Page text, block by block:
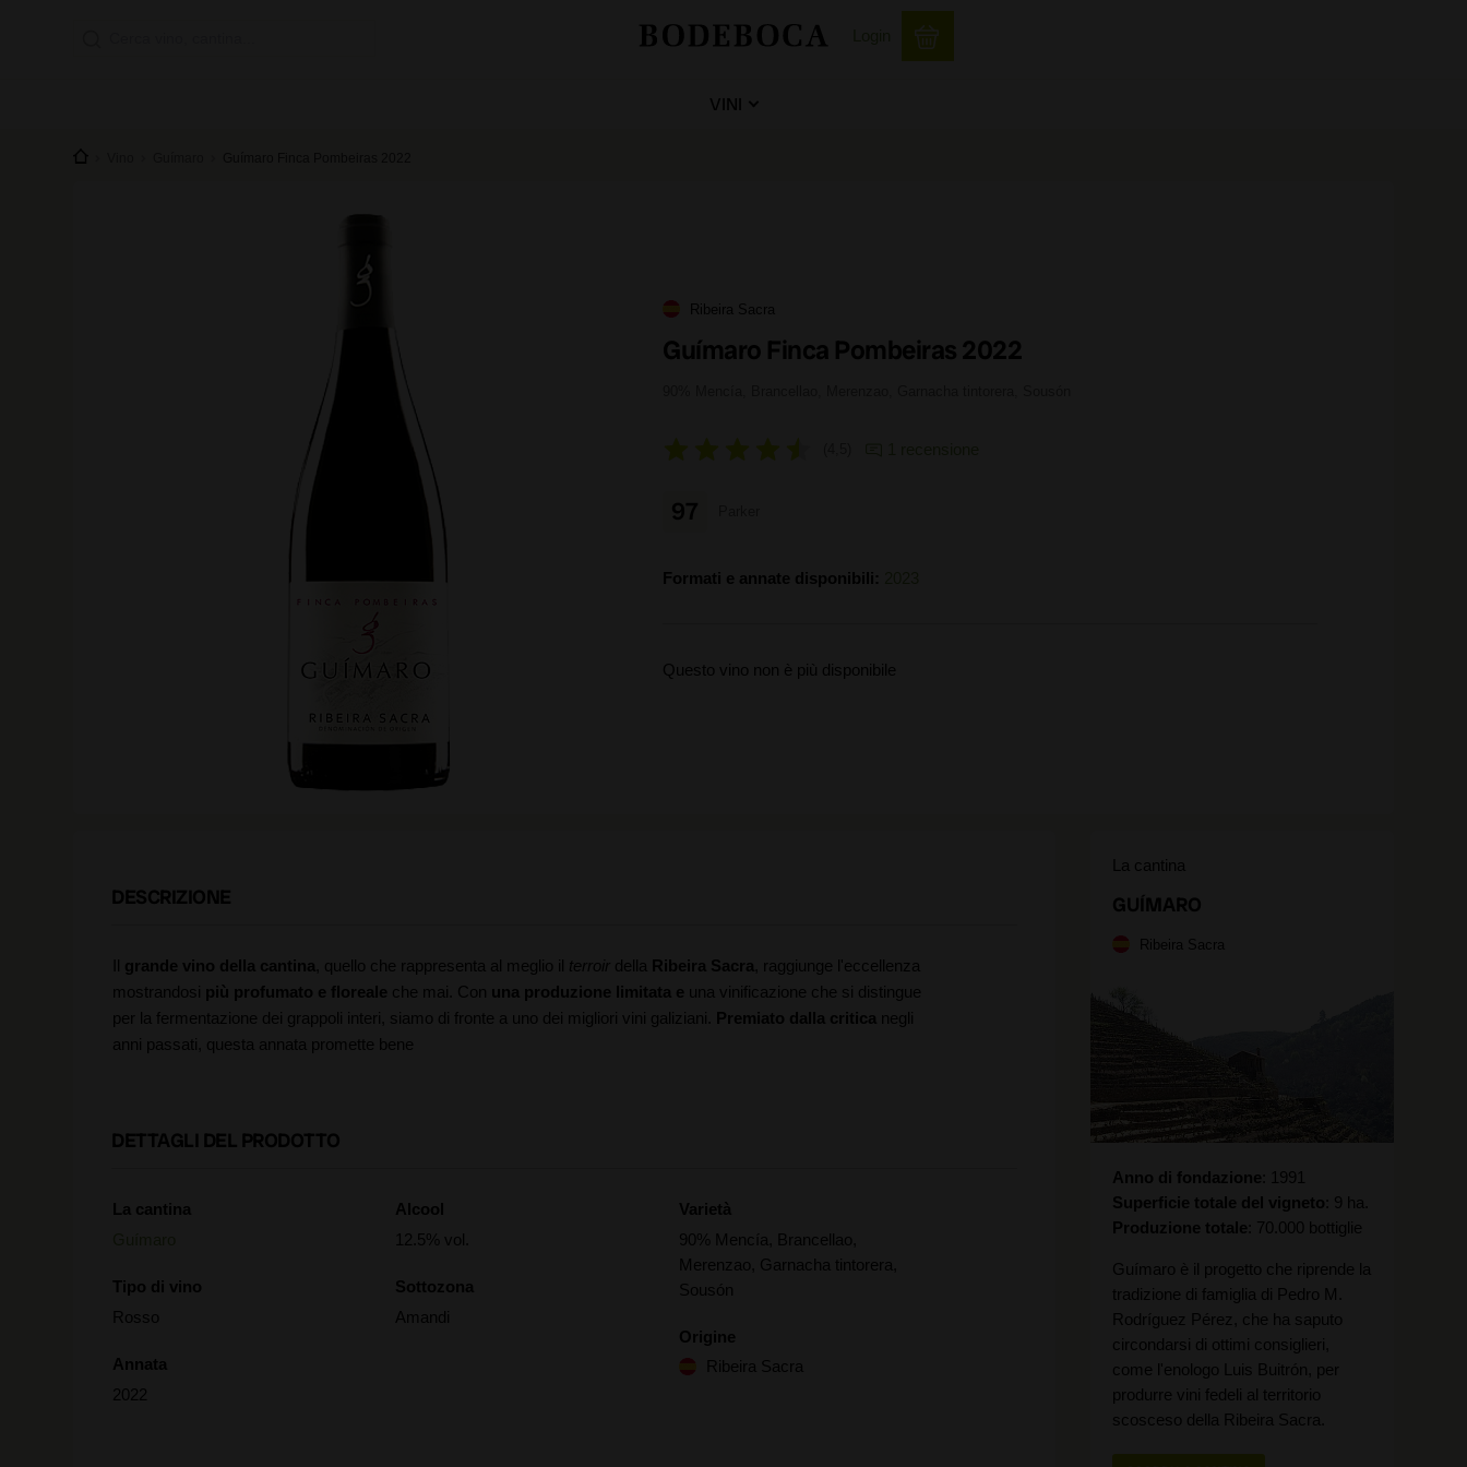
VINI
Ribeira Sacra
Guímaro Finca Pombeiras 2022
97
Formati e annate disponibili:
Questo vino non è più disponibile
DESCRIZIONE
Il grande vino della cantina , quello che rappresenta al meglio il terroir della Ribeira Sacra , raggiunge l'eccellenza
mostrandosi più profumato e floreale che mai. Con una produzione limitata e una vinificazione che si distingue
per la fermentazione dei grappoli interi, siamo di fronte a uno dei migliori vini galiziani. Premiato dalla critica negli
anni passati, questa annata promette bene
DETTAGLI DEL PRODOTTO
La cantina
Tipo di vino
Rosso
Annata
2022
Alcool
12.5% vol.
Sottozona
Amandi
Varietà
90% Mencía, Brancellao,
Merenzao, Garnacha tintorera,
Sousón
Origine
Ribeira Sacra
La cantina
GUÍMARO
Ribeira Sacra
Anno di fondazione
1991
Superficie totale del vigneto 9 ha.
Produzione totale 70.000 bottiglie
Guímaro è il progetto che riprende la
tradizione di famiglia di Pedro M.
Rodríguez Pérez, che ha saputo
circondarsi di ottimi consiglieri,
come l'enologo Luis Buitrón, per
produrre vini fedeli al territorio
scosceso della Ribeira Sacra.